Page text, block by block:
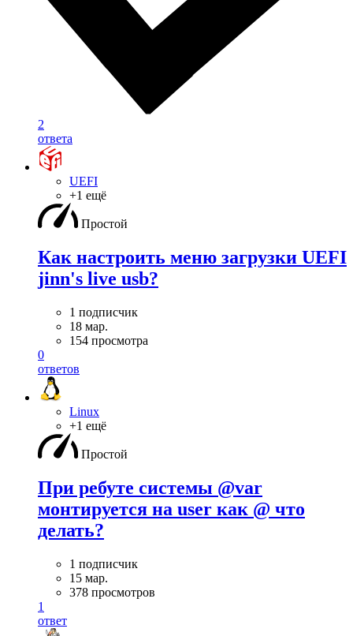
2
ответа
UEFI
+1 ещё
Простой
Как настроить меню загрузки UEFI
jinn's live usb?
1 подписчик
18 мар.
154 просмотра
0
ответов
Linux
+1 ещё
Простой
При ребуте системы @var
монтируется на user как @ что
делать?
1 подписчик
15 мар.
378 просмотров
1
ответ